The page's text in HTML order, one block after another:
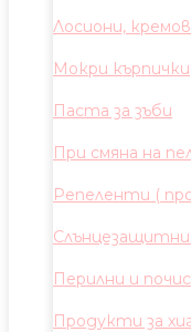
Лосиони,
Мокри кърпички
Паста за зъби
При смяна на
Репеленти (
Перилни и
Продукти за